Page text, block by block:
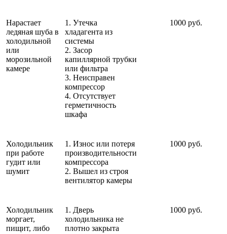
Нарастает
ледяная шуба в
холодильной
или
морозильной
камере
1. Утечка
хладагента из
системы
2. Засор
капиллярной трубки
или фильтра
3. Неисправен
компрессор
4. Отсутствует
герметичность
шкафа
1000 руб.
Холодильник
при работе
гудит или
шумит
1. Износ или потеря
производительности
компрессора
2. Вышел из строя
вентилятор камеры
1000 руб.
Холодильник
моргает,
пищит, либо
1. Дверь
холодильника не
плотно закрыта
1000 руб.